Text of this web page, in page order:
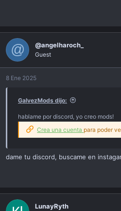
@ @angelharoch_
Guest
8 Ene 2025
GalvezMods dijo:
hablame por discord, yo creo mods!
Crea una cuenta para poder
dame tu discord, buscame en
LunayRyth